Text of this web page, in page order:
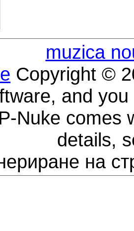
muzica
Copyright ©
and
Nuke comes
details,
на